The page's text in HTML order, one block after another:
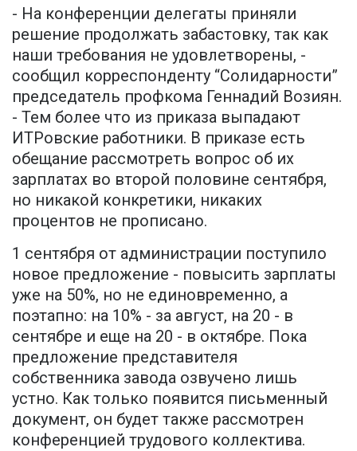
- На конференции делегаты приняли
решение продолжать забастовку, так как
наши требования не удовлетворены, -
сообщил корреспонденту “Солидарности”
председатель профкома Геннадий Возиян.
- Тем более что из приказа выпадают
ИТРовские работники. В приказе есть
обещание рассмотреть вопрос об их
зарплатах во второй половине сентября,
но никакой конкретики, никаких
процентов не прописано.
1 сентября от администрации поступило
новое предложение - повысить зарплаты
уже на 50%, но не единовременно, а
поэтапно: на 10% - за август, на 20 - в
сентябре и еще на 20 - в октябре. Пока
предложение представителя
собственника завода озвучено лишь
устно. Как только появится письменный
документ, он будет также рассмотрен
конференцией трудового коллектива.